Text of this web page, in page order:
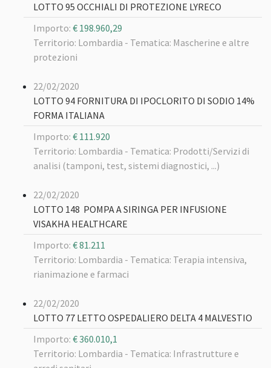
LOTTO 95 OCCHIALI DI PROTEZIONE LYRECO
Importo: € 198.960,29
Territorio: Lombardia - Tematica: Mascherine e altre
protezioni
22/02/2020
LOTTO 94 FORNITURA DI IPOCLORITO DI SODIO 14%
FORMA ITALIANA
Importo: € 111.920
Territorio: Lombardia - Tematica: Prodotti/Servizi di
analisi (tamponi, test, sistemi diagnostici, ...)
22/02/2020
LOTTO 148 POMPA A SIRINGA PER INFUSIONE
VISAKHA HEALTHCARE
Importo: € 81.211
Territorio: Lombardia - Tematica: Terapia intensiva,
rianimazione e farmaci
22/02/2020
LOTTO 77 LETTO OSPEDALIERO DELTA 4 MALVESTIO
Importo: € 360.010,1
Territorio: Lombardia - Tematica: Infrastrutture e